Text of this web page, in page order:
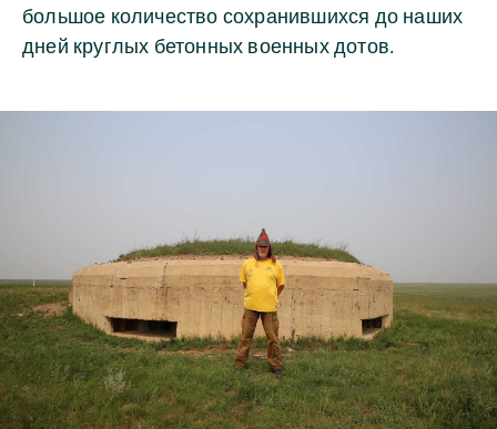
большое количество сохранившихся до наших
дней круглых бетонных военных дотов.